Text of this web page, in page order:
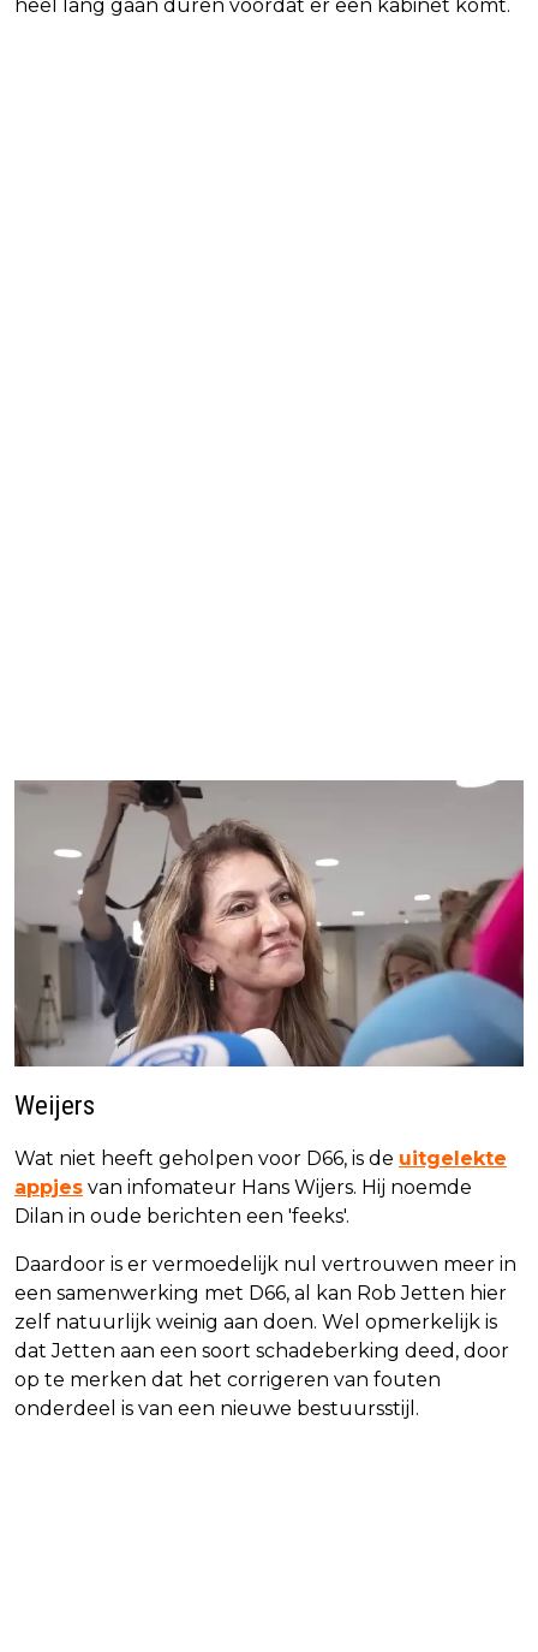
heel lang gaan duren voordat er een kabinet komt.
Weijers
Wat niet heeft geholpen voor D66, is de uitgelekte
appjes van infomateur Hans Wijers. Hij noemde
Dilan in oude berichten een 'feeks'.
Daardoor is er vermoedelijk nul vertrouwen meer in
een samenwerking met D66, al kan Rob Jetten hier
zelf natuurlijk weinig aan doen. Wel opmerkelijk is
dat Jetten aan een soort schadeberking deed, door
op te merken dat het corrigeren van fouten
onderdeel is van een nieuwe bestuursstijl.